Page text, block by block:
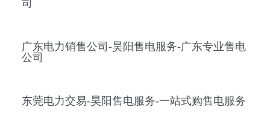
司
广东电力销售公司-昊阳售电服务-广东专业售电
公司
东莞电力交易-昊阳售电服务-一站式购售电服务